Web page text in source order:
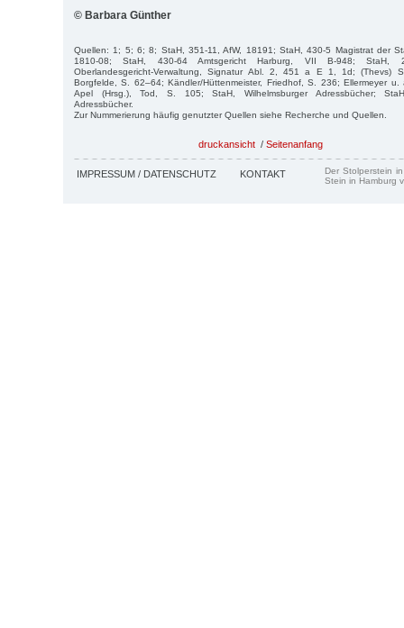
© Barbara Günther
Quellen: 1; 5; 6; 8; StaH, 351-11, AfW, 18191; StaH, 430-5 Magistrat der
1810-08; StaH, 430-64 Amtsgericht Harburg, VII B-948; StaH,
Oberlandesgericht-Verwaltung, Signatur Abl. 2, 451 a E 1, 1d; (Thevs)
Borgfelde, S. 62–64; Kändler/Hüttenmeister, Friedhof, S. 236; Ellermeyer
Apel (Hrsg.), Tod, S. 105; StaH, Wilhelmsburger Adressbücher; StaH,
Adressbücher.
Zur Nummerierung häufig genutzter Quellen siehe Recherche und Quellen.
druckansicht / Seitenanfang
IMPRESSUM / DATENSCHUTZ KONTAKT
Der Stolperstein
Stein in Hamburg